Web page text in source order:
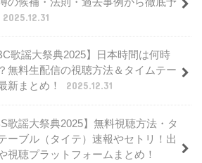
2025.12.31
歌謡大祭典2025】日本時間は何時
無料生配信の視聴方法＆タイムテー
新まとめ！
2025.12.31
歌謡大祭典2025】無料視聴方法・タ
ーブル（タイテ）速報やセトリ！出
視聴プラットフォームまとめ！